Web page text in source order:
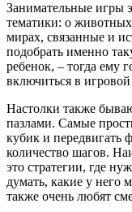
Занимательные игры
тематики: о
мирах, связанные и
подобрать именно
ребенок, – тогда ему
включиться в
Настолки также
пазлами. Самые
кубик и передвигать
количество шагов.
это стратегии, где
думать, какие у него
также очень любят